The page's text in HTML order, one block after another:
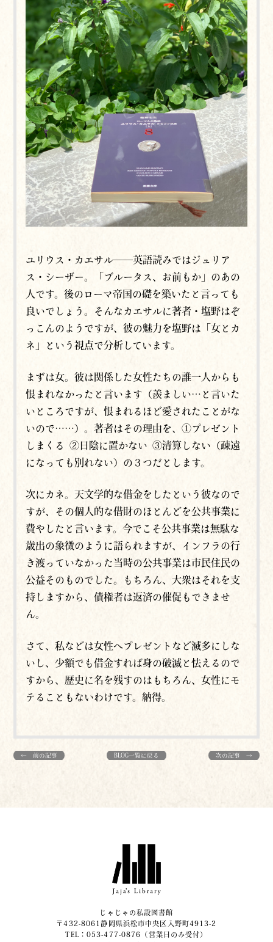
ユリウス・カエサル──英語読みではジュリア
ス・シーザー。「ブルータス、お前もか」のあの
人です。後のローマ帝国の礎を築いたと言っても
良いでしょう。そんなカエサルに著者・塩野はぞ
っこんのようですが、彼の魅力を塩野は「女とカ
ネ」という視点で分析しています。
まずは女。彼は関係した女性たちの誰一人からも
恨まれなかったと言います（羨ましい…と言いた
いところですが、恨まれるほど愛されたことがな
いので……）。著者はその理由を、①プレゼント
しまくる ②日陰に置かない ③清算しない（疎遠
になっても別れない）の３つだとします。
次にカネ。天文学的な借金をしたという彼なので
すが、その個人的な借財のほとんどを公共事業に
費やしたと言います。今でこそ公共事業は無駄な
歳出の象徴のように語られますが、インフラの行
き渡っていなかった当時の公共事業は市民住民の
公益そのものでした。もちろん、大衆はそれを支
持しますから、債権者は返済の催促もできませ
ん。
さて、私などは女性へプレゼントなど滅多にしな
いし、少額でも借金すれば身の破滅と怯えるので
すから、歴史に名を残すのはもちろん、女性にモ
テることもないわけです。納得。
← 前の記事 BLOG一覧に戻る 次の記事 →
じゃじゃの私設図書館
〒432-8061静岡県浜松市中央区入野町4913-2
​TEL：053-477-0876（営業日のみ受付）